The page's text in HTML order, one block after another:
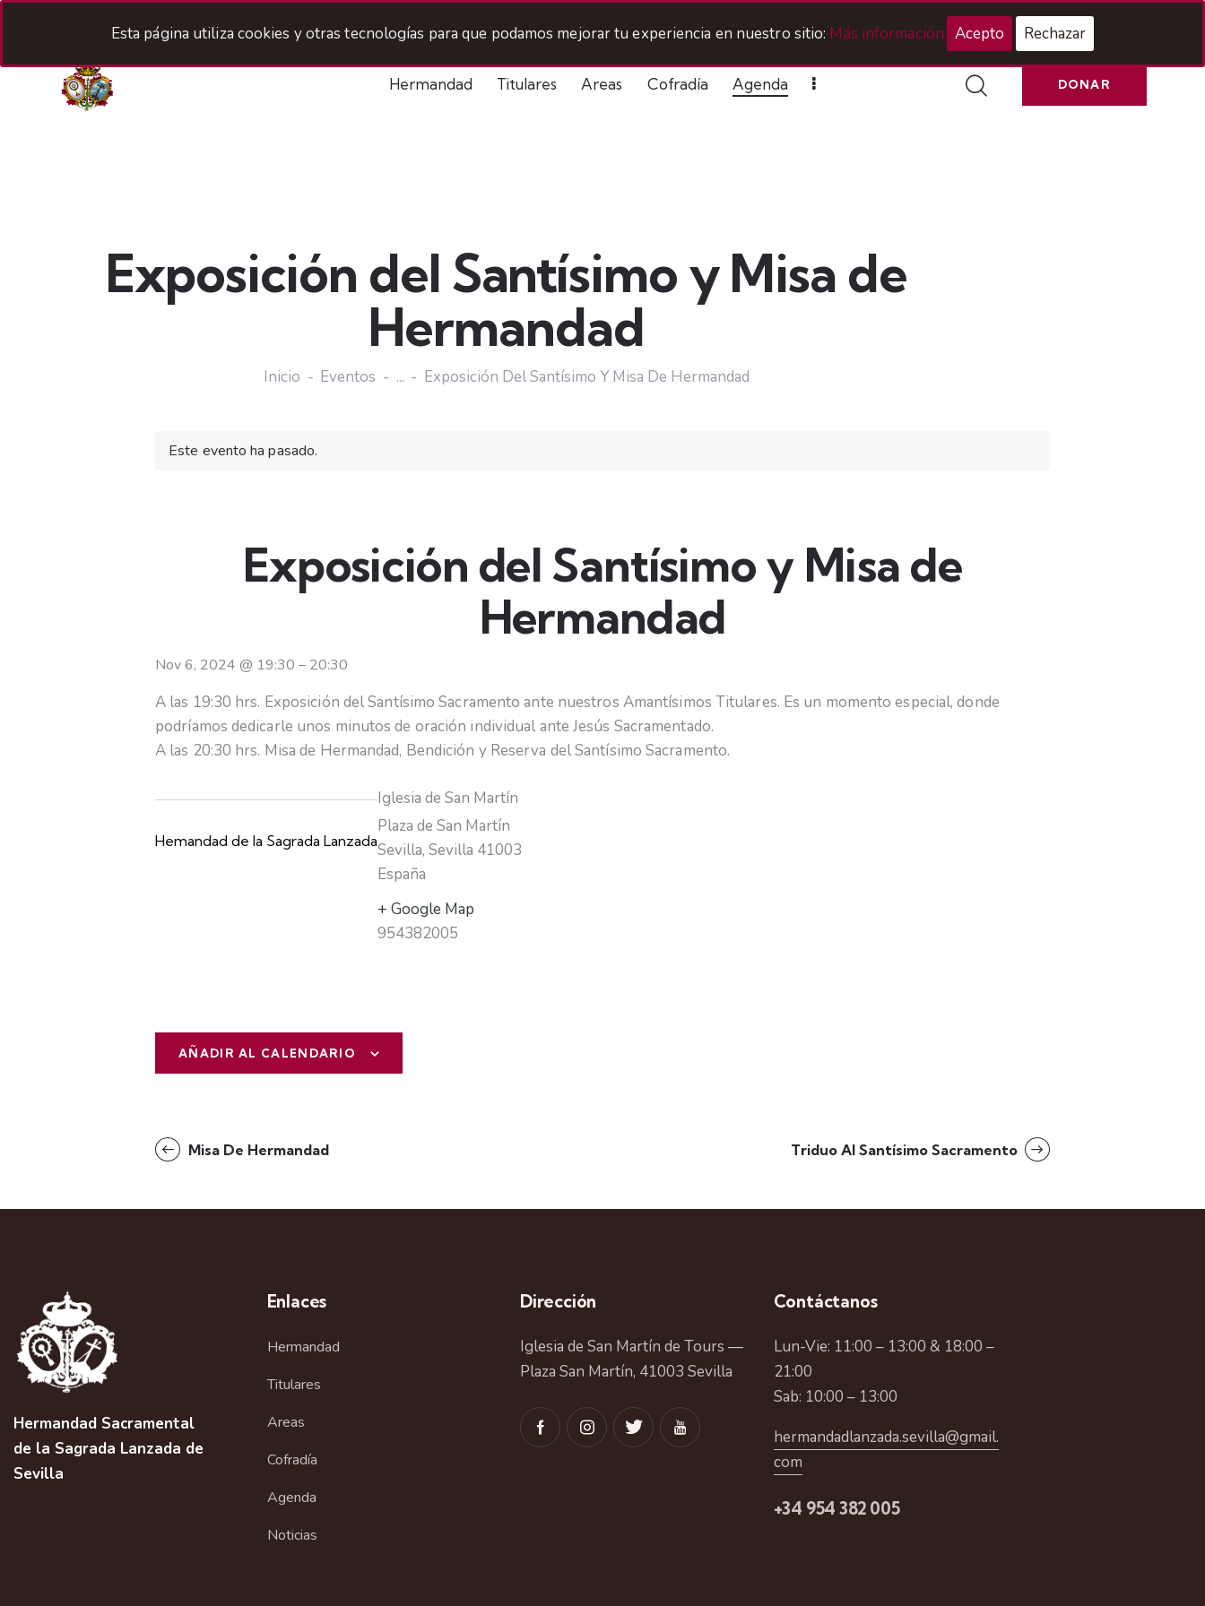
Acceso Hermanos
Hermandad Titulares Areas Cofradía Agenda DONAR
Exposición del Santísimo y Misa de
Hermandad
Inicio Eventos ... Exposición Del Santísimo Y Misa De Hermandad
Este evento ha pasado.
Exposición del Santísimo y Misa de
Hermandad
Nov 6, 2024 @ 19:30 – 20:30
A las 19:30 hrs. Exposición del Santísimo Sacramento ante nuestros Amantísimos Titulares. Es un momento especial, donde
podríamos dedicarle unos minutos de oración individual ante Jesús Sacramentado.
A las 20:30 hrs. Misa de Hermandad, Bendición y Reserva del Santísimo Sacramento.
Hemandad de la Sagrada Lanzada
Iglesia de San Martín
Plaza de San Martín
Sevilla, Sevilla 41003
España
+ Google Map
954382005
AÑADIR AL CALENDARIO
N
v
ó
n
Misa De Hermandad Triduo Al Santísimo Sacramento
Hermandad Sacramental
de la Sagrada Lanzada de
Sevilla
Enlaces
Hermandad
Titulares
Areas
Cofradía
Agenda
Noticias
Dirección
Iglesia de San Martín de Tours —
Plaza San Martín, 41003 Sevilla
Contáctanos
Lun-Vie: 11:00 – 13:00 & 18:00 –
21:00
Sab: 10:00 – 13:00
hermandadlanzada.sevilla@gmail.
com
+34 954 382 005
Esta página utiliza cookies y otras tecnologías para que podamos mejorar tu experiencia en nuestro sitio: Más información. Acepto Rechazar